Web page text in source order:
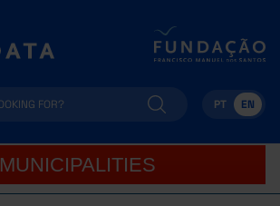
PT EN
MUNICIPALITIES